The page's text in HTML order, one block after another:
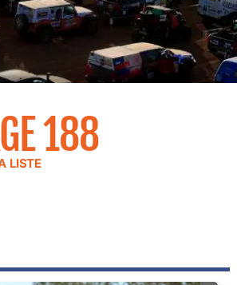
188
LISTE